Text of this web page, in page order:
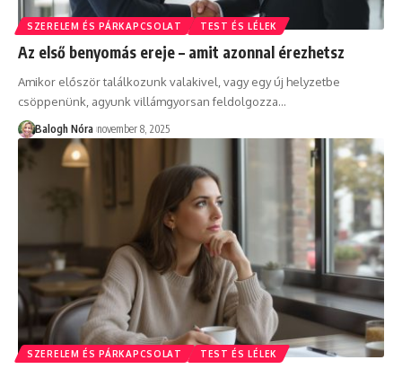
SZERELEM ÉS PÁRKAPCSOLAT TEST ÉS LÉLEK
Az első benyomás ereje – amit azonnal érezhetsz
Amikor először találkozunk valakivel, vagy egy új helyzetbe
csöppenünk, agyunk villámgyorsan feldolgozza…
Balogh Nóra november 8, 2025
SZERELEM ÉS PÁRKAPCSOLAT TEST ÉS LÉLEK